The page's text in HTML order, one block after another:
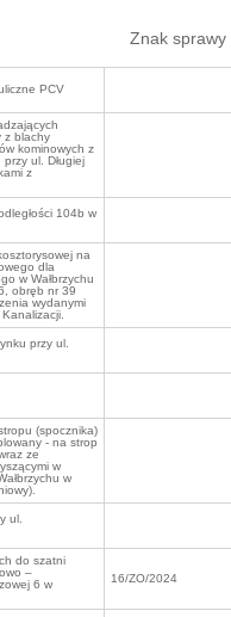
Znak sprawy
PCV
z blachy
kominowych z
ul. Długiej
z
104b w
na
dla
w Wałbrzychu
obręb nr 39
wydanymi
przy ul.
(spocznika)
- na strop
ze
w
w
ul.
do szatni
–
6 w
16/ZO/2024